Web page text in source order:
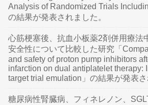
Analysis of Randomized Trials
の結果が発表されました。
心筋梗塞後、抗血小板薬2剤併用療法
安全性について比較した研究「
and safety of proton pump inhibitors
infarction on dual antiplatelet therapy:
target trial emulation」の結果が発表さ
糖尿病性腎臓病、フィネレノン、